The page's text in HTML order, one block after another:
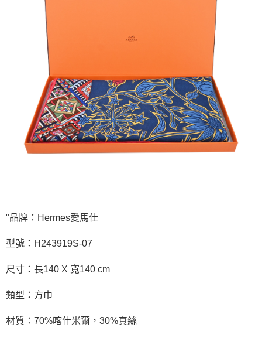
"品牌：Hermes愛馬仕
型號：H243919S-07
尺寸：長140 X 寬140 cm
類型：方巾
材質：70%喀什米爾，30%真絲